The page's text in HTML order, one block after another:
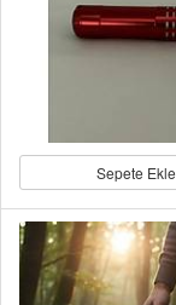
Sepete Ekle